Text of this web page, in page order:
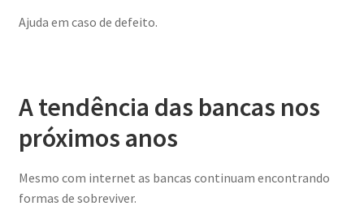
Ajuda em caso de defeito.
A tendência das bancas nos
próximos anos
Mesmo com internet as bancas continuam encontrando
formas de sobreviver.